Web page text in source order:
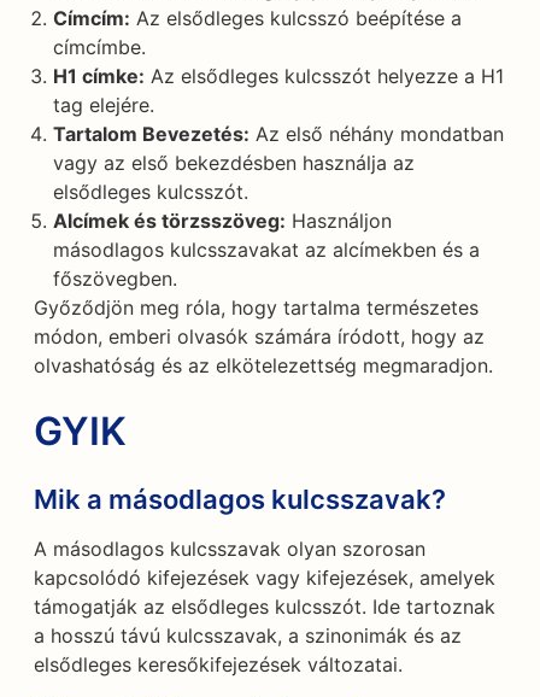
Címcím: Az elsődleges kulcsszó beépítése a
címcímbe.
H1 címke: Az elsődleges kulcsszót helyezze a H1
tag elejére.
Tartalom Bevezetés: Az első néhány mondatban
vagy az első bekezdésben használja az
elsődleges kulcsszót.
Alcímek és törzsszöveg: Használjon
másodlagos kulcsszavakat az alcímekben és a
főszövegben.
Győződjön meg róla, hogy tartalma természetes
módon, emberi olvasók számára íródott, hogy az
olvashatóság és az elkötelezettség megmaradjon.
GYIK
Mik a másodlagos kulcsszavak?
A másodlagos kulcsszavak olyan szorosan
kapcsolódó kifejezések vagy kifejezések, amelyek
támogatják az elsődleges kulcsszót. Ide tartoznak
a hosszú távú kulcsszavak, a szinonimák és az
elsődleges keresőkifejezések változatai.